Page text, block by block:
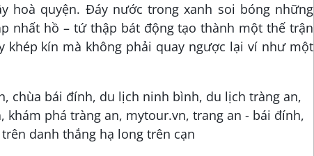
hoà quyện. Đáy nước trong xanh soi bóng những
nhất hồ – tứ thập bát động tạo thành một thế trận
kín mà không phải quay ngược lại ví như một